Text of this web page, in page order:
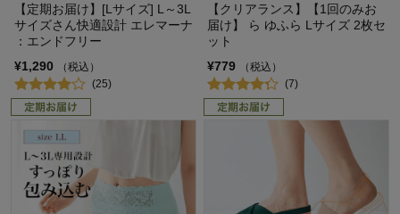
【定期お届け】[Lサイズ] L～3L
サイズさん快適設計 エレマーナ
：エンドフリー
¥1,290
（税込）
(25)
【クリアランス】【1回のみお
届け】 ら ゆふら Lサイズ 2枚セ
ット
¥779
（税込）
(7)